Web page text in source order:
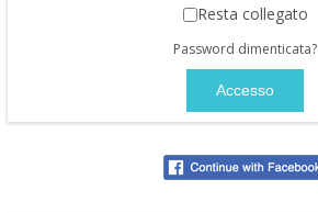
Resta collegato
Password dimenticata?